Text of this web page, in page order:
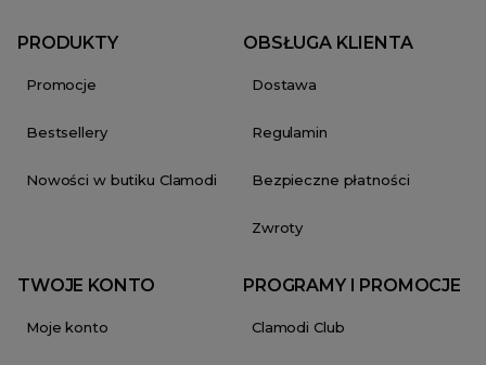
PRODUKTY
Promocje
Bestsellery
Nowości w butiku Clamodi
OBSŁUGA KLIENTA
Dostawa
Regulamin
Bezpieczne płatności
Zwroty
TWOJE KONTO
Moje konto
PROGRAMY I PROMOCJE
Clamodi Club